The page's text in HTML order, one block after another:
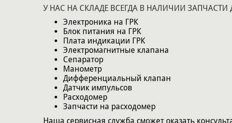
У НАС НА СКЛАДЕ ВСЕГДА В
Электроника на ГРК
Блок питания на ГРК
Плата индикации ГРК
Электромагнитные клапана
Сепаратор
Манометр
Дифференциальный клапан
Датчик импульсов
Расходомер
Запчасти на расходомер
Наша сервисная служба сможет оказать